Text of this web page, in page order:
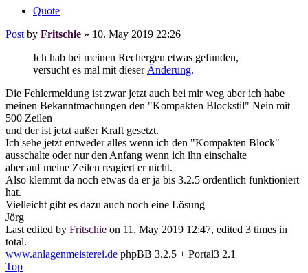
Quote
Post by Fritschie » 10. May 2019 22:26
Ich hab bei meinen Rechergen etwas gefunden,
versucht es mal mit dieser Änderung.
Die Fehlermeldung ist zwar jetzt auch bei mir weg aber ich habe
meinen Bekanntmachungen den "Kompakten Blockstil" Nein mit
500 Zeilen
und der ist jetzt außer Kraft gesetzt.
Ich sehe jetzt entweder alles wenn ich den "Kompakten Block"
ausschalte oder nur den Anfang wenn ich ihn einschalte
aber auf meine Zeilen reagiert er nicht.
Also klemmt da noch etwas da er ja bis 3.2.5 ordentlich funktioniert
hat.
Vielleicht gibt es dazu auch noch eine Lösung
Jörg
Last edited by Fritschie on 11. May 2019 12:47, edited 3 times in
total.
www.anlagenmeisterei.de phpBB 3.2.5 + Portal3 2.1
Top